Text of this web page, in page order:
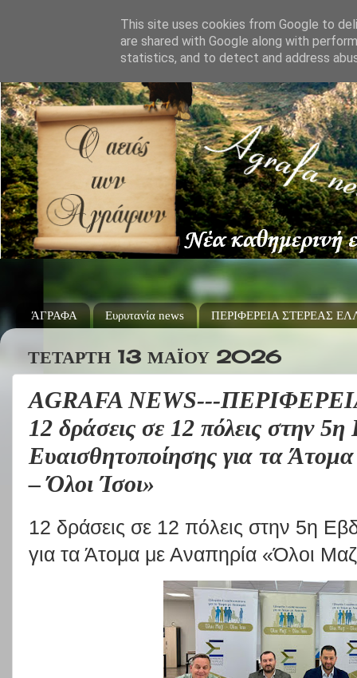
ΆΓΡΑΦΑ Ευρυτανία news ΠΕΡΙΦΕΡΕΙΑ ΣΤΕΡΕΑΣ
ΤΕΤΆΡΤΗ 13 ΜΑΪ́ΟΥ 2026
AGRAFA NEWS---
12 δράσεις σε 12 πόλεις στην
Ευαισθητοποίησης για τα
– Όλοι Ίσοι»
12 δράσεις σε 12 πόλεις στην 5η
για τα Άτομα με Αναπηρία «Όλοι
This site uses cookies from Google to
are shared with Google along with
statistics, and to detect and address